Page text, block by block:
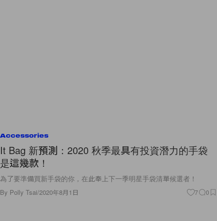
Accessories
It Bag 新預測：2020 秋季最具有投資潛力的手袋
是這幾款！
為了要準備買新手袋的你，在此奉上下一季明星手袋清單候選者！
By Polly Tsai/2020年8月1日 7 0